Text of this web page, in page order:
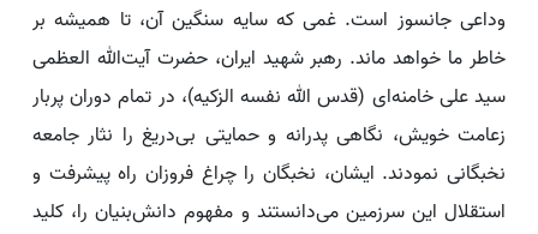
وداعی جانسوز است. غمی که سایه سنگین آن، تا همیشه بر
خاطر ما خواهد ماند. رهبر شهید ایران، حضرت آیت‌الله العظمی
سید علی خامنه‌ای (قدس الله نفسه الزکیه)، در تمام دوران پربار
زعامت خویش، نگاهی پدرانه و حمایتی بی‌دریغ را نثار جامعه
نخبگانی نمودند. ایشان، نخبگان را چراغ فروزان راه پیشرفت و
استقلال این سرزمین می‌دانستند و مفهوم دانش‌بنیان را، کلید